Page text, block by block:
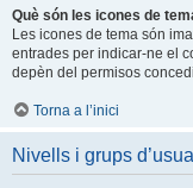
Què són les icones de
Les icones de tema són
entrades per indicar-ne el
depèn del permisos
Torna a l’inici
Nivells i grups